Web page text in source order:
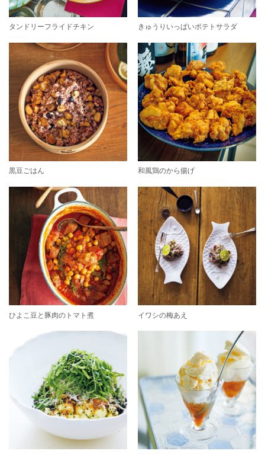
タンドリーフライドチキン きゅうりいっぱいポテトサラダ
黒豆ごはん 和風鶏のから揚げ
ひよこ豆と豚肉のトマト煮 イワシの梅あえ